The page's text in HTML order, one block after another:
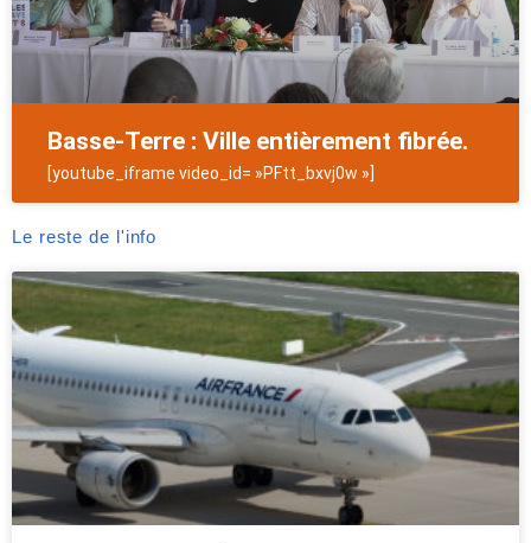
Basse-Terre : Ville entièrement fibrée.
[youtube_iframe video_id= »PFtt_bxvj0w »]
Le reste de l'info